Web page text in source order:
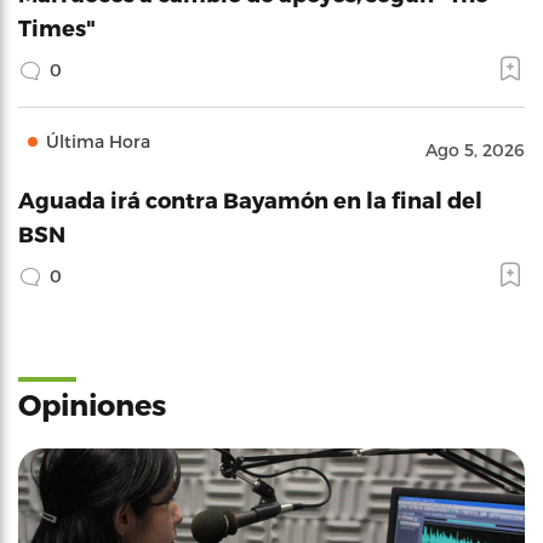
Times"
0
Última Hora Ago 5, 2026
Aguada irá contra Bayamón en la final del
BSN
0
Opiniones